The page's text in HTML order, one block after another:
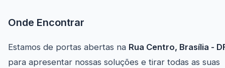
Onde Encontrar
Estamos de portas abertas na Rua Centro, Brasília -
para apresentar nossas soluções e tirar todas as suas